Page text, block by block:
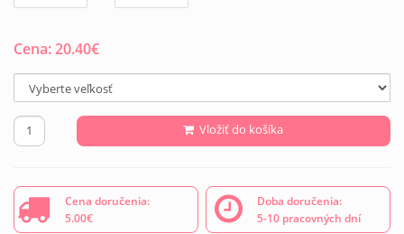
Cena:20.40€
Vložiť do košíka
Cena doručenia:
5.00€
Doba doručenia:
5-10 pracovných dní